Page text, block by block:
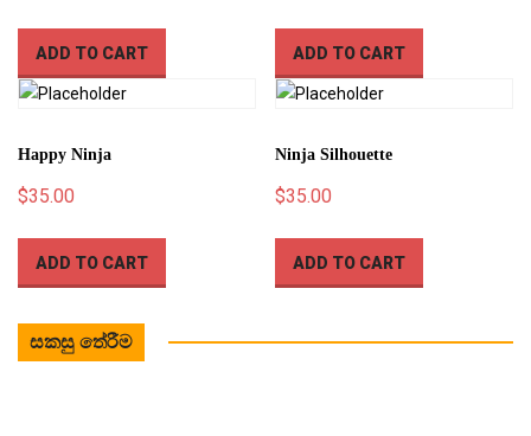
ADD TO CART ADD TO CART
Happy Ninja
$35.00
ADD TO CART
Ninja Silhouette
$35.00
ADD TO CART
සකසු තේරීම